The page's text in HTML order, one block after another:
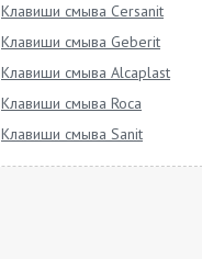
Клавиши смыва Cersanit
Клавиши смыва Geberit
Клавиши смыва Alcaplast
Клавиши смыва Roca
Клавиши смыва Sanit